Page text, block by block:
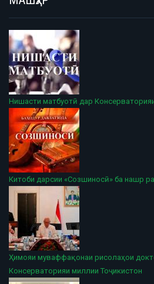
Нишасти матбуотӣ дар
Китоби дарсии «Созшиносӣ» ба нашр
Ҳимояи муваффақонаи рисолаҳои
Консерваторияи миллии Тоҷикистон